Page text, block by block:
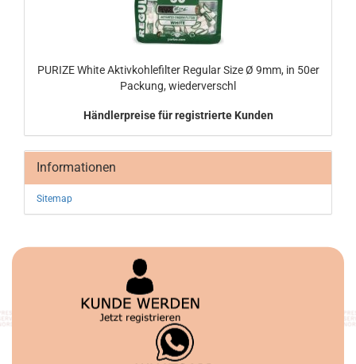
PU­RI­ZE White Ak­tiv­koh­le­fil­ter Re­gu­lar Size Ø 9mm, in 50er
Pa­ckung, wie­der­ver­schl
Händlerpreise für registrierte Kunden
Informationen
Sitemap